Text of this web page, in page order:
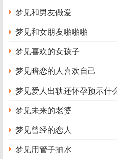
梦见和男友做爱
梦见和女朋友啪啪啪
梦见喜欢的女孩子
梦见暗恋的人喜欢自己
梦见爱人出轨还怀孕预示什
梦见未来的老婆
梦见曾经的恋人
梦见用管子抽水